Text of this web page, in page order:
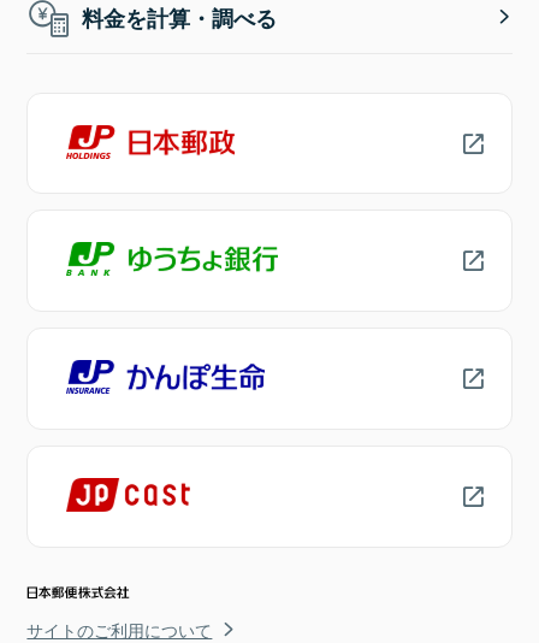
料金を計算・調べる
サイトのご利用について